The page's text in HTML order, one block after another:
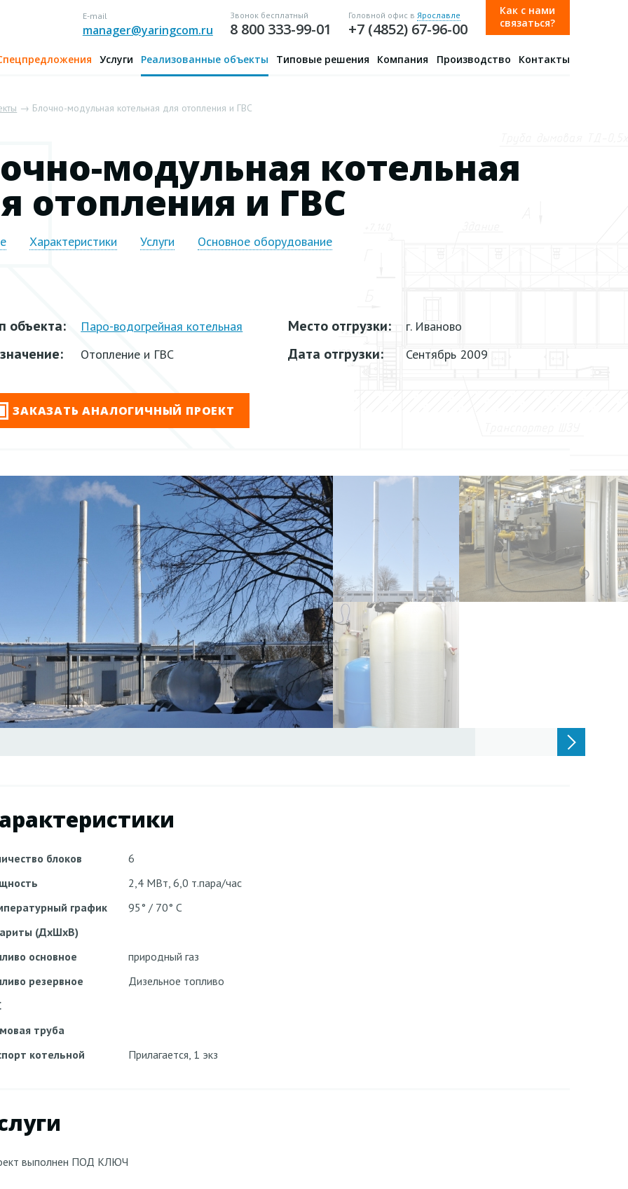
E-mail
manager@yaringcom.ru
Звонок бесплатный
8 800 333-99-01
Головной офис в Ярославле
+7 (4852) 67-96-00
Как с нами
связаться?
Услуги Реализованные объекты Типовые решения Компания Производство Контакты
→ Блочно-модульная котельная для отопления и ГВС
модульная котельная
отопления и ГВС
Характеристики Услуги Основное оборудование
объекта: Паро-водогрейная котельная
Отопление и ГВС
Место отгрузки: г. Иваново
Дата отгрузки: Сентябрь 2009
ЗАКАЗАТЬ АНАЛОГИЧНЫЙ ПРОЕКТ
блоков
6
2,4 МВт, 6,0 т.пара/час
график
95° / 70° С
(ДхШхВ)
основное
природный газ
резервное
Дизельное топливо
труба
котельной
Прилагается, 1 экз
выполнен ПОД КЛЮЧ